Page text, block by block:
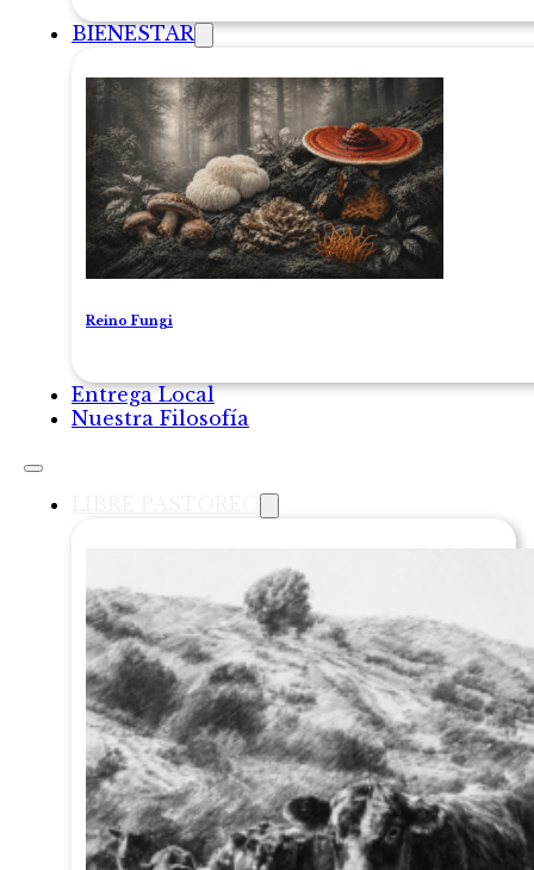
BIENESTAR
Reino Fungi
Entrega Local
Nuestra Filosofía